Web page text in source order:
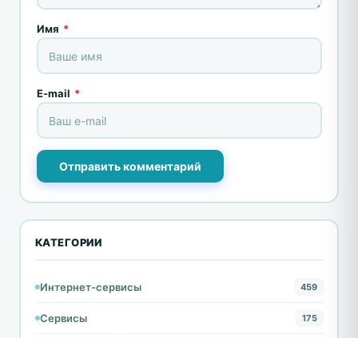
Имя *
E-mail *
Отправить комментарий
КАТЕГОРИИ
Интернет-сервисы 459
Сервисы 175